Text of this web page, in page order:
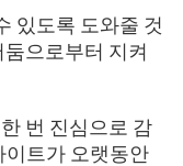
있도록 도와줄 것
으로부터 지켜
번 진심으로 감
이트가 오랫동안